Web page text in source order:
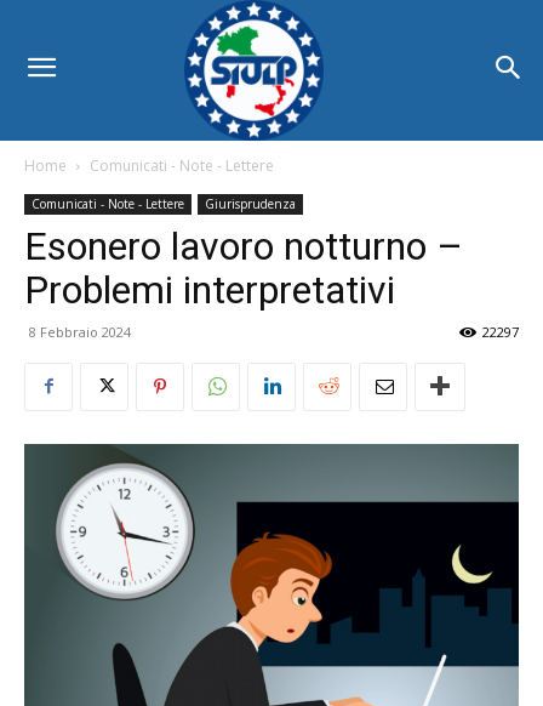
Home Comunicati - Note - Lettere
Comunicati - Note - Lettere Giurisprudenza
Esonero lavoro notturno –
Problemi interpretativi
8 Febbraio 2024 22297